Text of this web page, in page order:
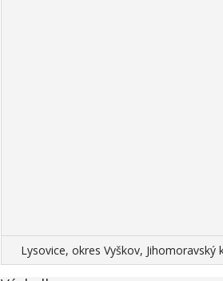
Lysovice, okres Vyškov, Jihomoravský